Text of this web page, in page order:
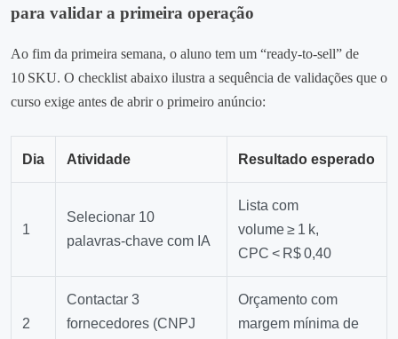
para validar a primeira operação
Ao fim da primeira semana, o aluno tem um “ready‑to‑sell” de
10 SKU. O checklist abaixo ilustra a sequência de validações que o
curso exige antes de abrir o primeiro anúncio:
Dia Atividade Resultado esperado
1
Selecionar 10
palavras‑chave com IA
Lista com
volume ≥ 1 k,
CPC < R$ 0,40
2
Contactar 3
fornecedores (CNPJ
Orçamento com
margem mínima de